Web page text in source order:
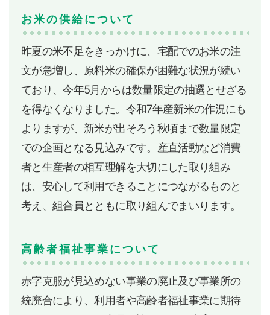
お米の供給について
昨夏の米不足をきっかけに、宅配でのお米の注
文が急増し、原料米の確保が困難な状況が続い
ており、今年5月からは数量限定の抽選とせざる
を得なくなりました。令和7年産新米の作況にも
よりますが、新米が出そろう秋頃まで数量限定
での企画となる見込みです。産直活動など消費
者と生産者の相互理解を大切にした取り組み
は、安心して利用できることにつながるものと
考え、組合員とともに取り組んでまいります。
高齢者福祉事業について
赤字克服が見込めない事業の廃止及び事業所の
統廃合により、利用者や高齢者福祉事業に期待